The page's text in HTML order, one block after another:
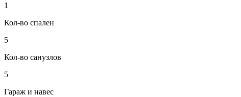
1
Кол-во спален
5
Кол-во санузлов
5
Гараж и навес